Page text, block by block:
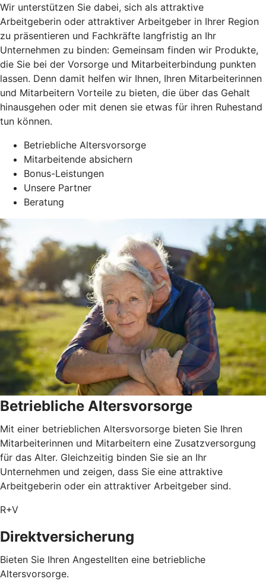
Wir unterstützen Sie dabei, sich als attraktive
Arbeitgeberin oder attraktiver Arbeitgeber in Ihrer Region
zu präsentieren und Fachkräfte langfristig an Ihr
Unternehmen zu binden: Gemeinsam finden wir Produkte,
die Sie bei der Vorsorge und Mitarbeiterbindung punkten
lassen. Denn damit helfen wir Ihnen, Ihren Mitarbeiterinnen
und Mitarbeitern Vorteile zu bieten, die über das Gehalt
hinausgehen oder mit denen sie etwas für ihren Ruhestand
tun können.
Betriebliche Altersvorsorge
Mitarbeitende absichern
Bonus-Leistungen
Unsere Partner
Beratung
Betriebliche Altersvorsorge
Mit einer betrieblichen Altersvorsorge bieten Sie Ihren
Mitarbeiterinnen und Mitarbeitern eine Zusatzversorgung
für das Alter. Gleichzeitig binden Sie sie an Ihr
Unternehmen und zeigen, dass Sie eine attraktive
Arbeitgeberin oder ein attraktiver Arbeitgeber sind.
R+V
Direktversicherung
Bieten Sie Ihren Angestellten eine betriebliche
Altersvorsorge.